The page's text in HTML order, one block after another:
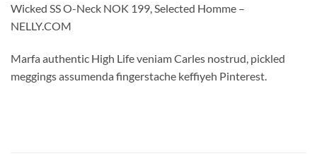
Wicked SS O-Neck NOK 199, Selected Homme –
NELLY.COM
Marfa authentic High Life veniam Carles nostrud, pickled
meggings assumenda fingerstache keffiyeh Pinterest.